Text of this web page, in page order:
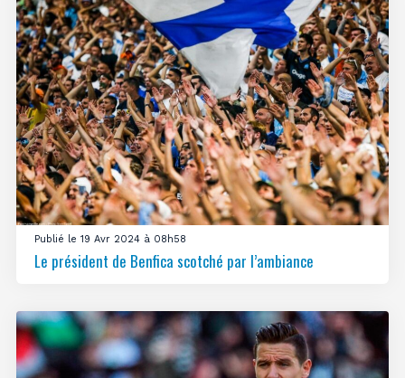
Publié le 19 Avr 2024 à 08h58
Le président de Benfica scotché par l’ambiance